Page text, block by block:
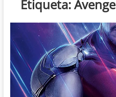
Etiqueta: